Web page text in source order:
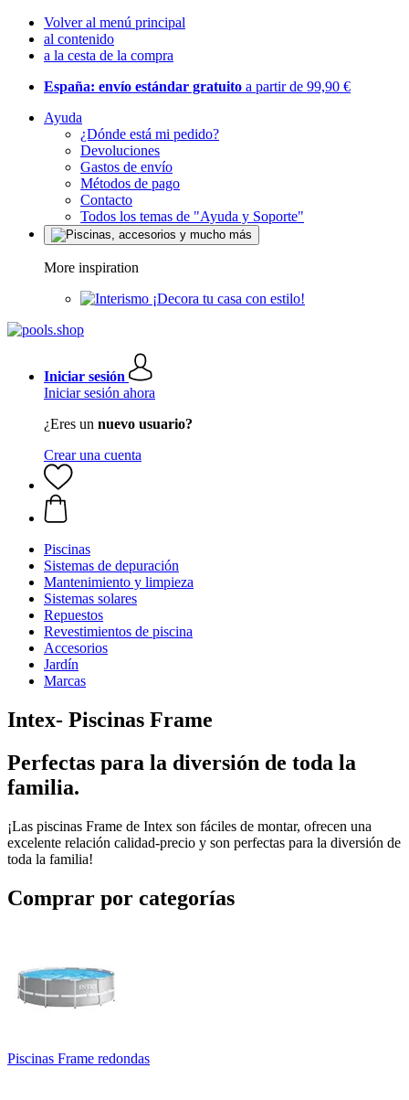
Volver al menú principal
al contenido
a la cesta de la compra
España: envío estándar gratuito a partir de 99,90 €
Ayuda
¿Dónde está mi pedido?
Devoluciones
Gastos de envío
Métodos de pago
Contacto
Todos los temas de "Ayuda y Soporte"
More inspiration
¡Decora tu casa con estilo!
Iniciar sesión
Iniciar sesión ahora
¿Eres un nuevo usuario?
Crear una cuenta
Piscinas
Sistemas de depuración
Mantenimiento y limpieza
Sistemas solares
Repuestos
Revestimientos de piscina
Accesorios
Jardín
Marcas
Intex- Piscinas Frame
Perfectas para la diversión de toda la
familia.
¡Las piscinas Frame de Intex son fáciles de montar, ofrecen una
excelente relación calidad-precio y son perfectas para la diversión de
toda la familia!
Comprar por categorías
Piscinas Frame redondas